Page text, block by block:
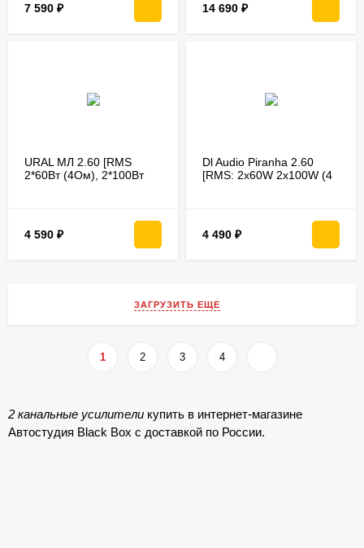
7 590 ₽ 14 690 ₽
URAL МЛ 2.60 [RMS
2*60Вт (4Ом), 2*100Вт
4 590 ₽
Dl Audio Piranha 2.60
[RMS: 2x60W 2x100W (4
4 490 ₽
ЗАГРУЗИТЬ ЕЩЕ
1 2 3 4
2 канальные усилители купить в интернет-магазине
Автостудия Black Box с доставкой по России.